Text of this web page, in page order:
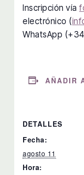
Inscripción vía
electrónico (
WhatsApp
AÑADIR
DETALLES
Fecha:
agosto 11
Hora: